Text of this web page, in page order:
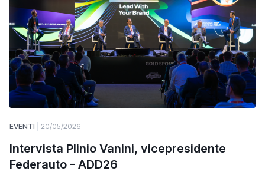
EVENTI 20/05/2026
Intervista Plinio Vanini, vicepresidente
Federauto - ADD26